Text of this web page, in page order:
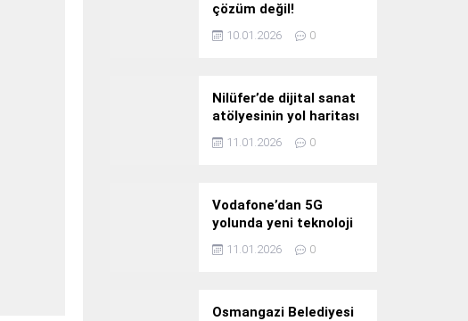
çözüm değil!
10.01.2026 0
Nilüfer’de dijital sanat
atölyesinin yol haritası
konuşuldu
11.01.2026 0
Vodafone’dan 5G
yolunda yeni teknoloji
yatırımı
11.01.2026 0
Osmangazi Belediyesi